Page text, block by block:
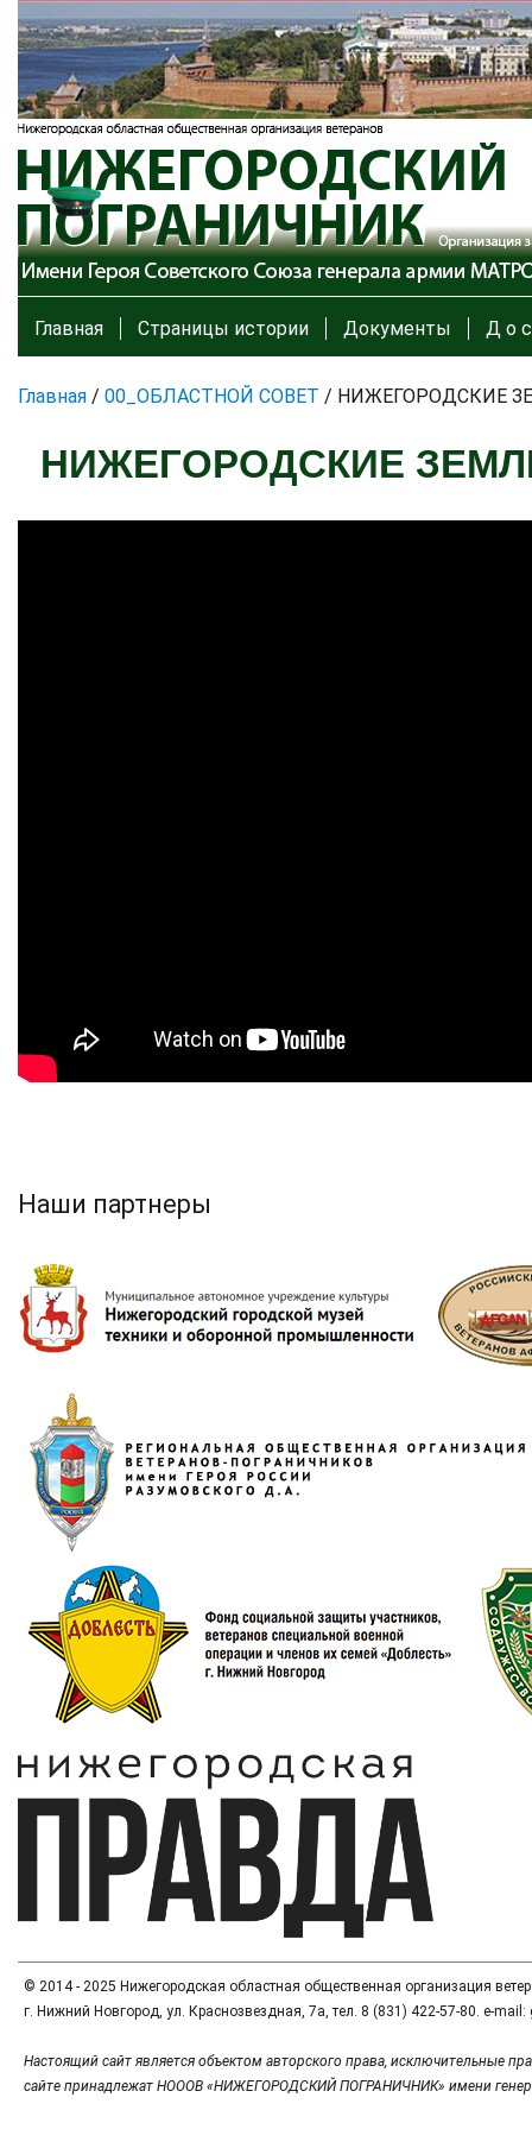
Главная Страницы истории Документы Д о с
Главная / 00_ОБЛАСТНОЙ СОВЕТ / НИЖЕГОРОДСКИЕ
НИЖЕГОРОДСКИЕ
Наши партнеры
© 2014 - 2025 Нижегородская областная общественная организация
г. Нижний Новгород, ул. Краснозвездная, 7а, тел. 8 (831) 422-57-80. e-
Настоящий сайт является объектом авторского права, исключительные
сайте принадлежат НОООВ «НИЖЕГОРОДСКИЙ ПОГРАНИЧНИК» имени